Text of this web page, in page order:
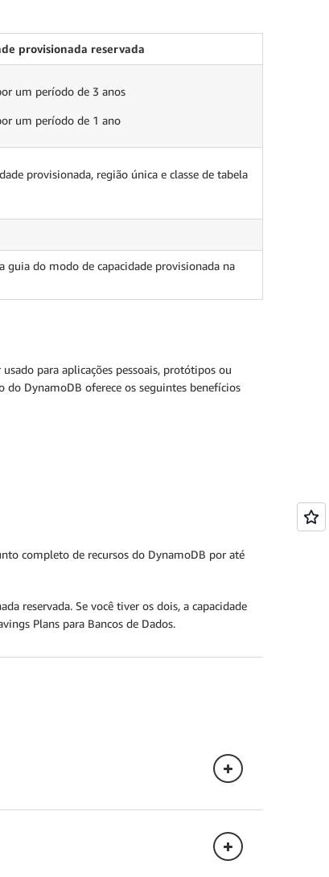
provisionada reservada
um período de 3 anos
um período de 1 ano
provisionada, região única e classe de tabela
guia do modo de capacidade provisionada na
para aplicações pessoais, protótipos ou
do DynamoDB oferece os seguintes benefícios
completo de recursos do DynamoDB por até
reservada. Se você tiver os dois, a capacidade
Plans para Bancos de Dados.